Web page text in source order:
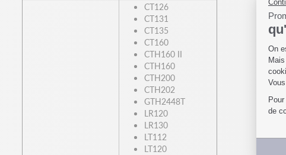
CT126
CT131
CT135
CT160
CTH160 II
CTH160
CTH200
CTH202
GTH2448T
LR120
LR130
LT112
LT120